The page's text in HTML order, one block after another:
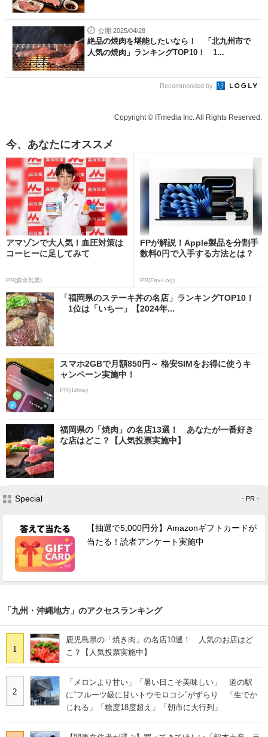
公開 2025/04/28
絶品の焼肉を堪能したいなら！ 「北九州市で
人気の焼肉」ランキングTOP10！ 1...
Recommended by
Copyright © ITmedia Inc. All Rights Reserved.
今、あなたにオススメ
アマゾンで大人気！血圧対策は
コーヒーに足してみて
PR(森永乳業)
FPが解説！Apple製品を分割手
数料0円で入手する方法とは？
PR(Fav-Log)
「福岡県のステーキ丼の名店」ランキングTOP10！
1位は「いち一」【2024年...
スマホ2GBで月額850円～ 格安SIMをお得に使うキ
ャンペーン実施中！
PR(IIJmio)
福岡県の「焼肉」の名店13選！ あなたが一番好き
な店はどこ？【人気投票実施中】
Special - PR -
【抽選で5,000円分】Amazonギフトカードが
当たる！読者アンケート実施中
「九州・沖縄地方」のアクセスランキング
1
鹿児島県の「焼き肉」の名店10選！ 人気のお店はど
こ？【人気投票実施中】
2
「メロンより甘い」「暑い日こそ美味しい」 道の駅
に“フルーツ級に甘いトウモロコシ”がずらり 「生でか
じれる」「糖度18度超え」「朝市に大行列」